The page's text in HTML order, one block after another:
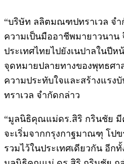
“บริษัท ลลิตมณฑปทราเวล จำ
ความเป็นมืออาชีพมายาวนาน
ประเทศไทยไปยังเนปาลในปีหน้
จุดหมายปลายทางของพุทธศา
ความประทับใจและสร้างแรง
ทราเวล จำกัดกล่าว
“มูลนิธิคุณแม่ดร.สิริ กรินชัย มีค
จะเริ่มจากกรุงกาฐมาณฑุ โป
รวมไว้ในประเทศเดียวกัน อี